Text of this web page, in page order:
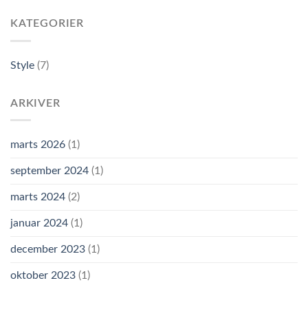
KATEGORIER
Style (7)
ARKIVER
marts 2026 (1)
september 2024 (1)
marts 2024 (2)
januar 2024 (1)
december 2023 (1)
oktober 2023 (1)